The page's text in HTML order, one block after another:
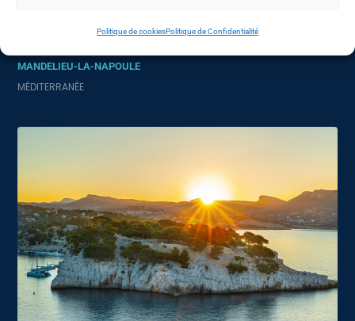
Politique de cookiesPolitique de Confidentialité
MANDELIEU-LA-NAPOULE
MÉDITERRANÉE